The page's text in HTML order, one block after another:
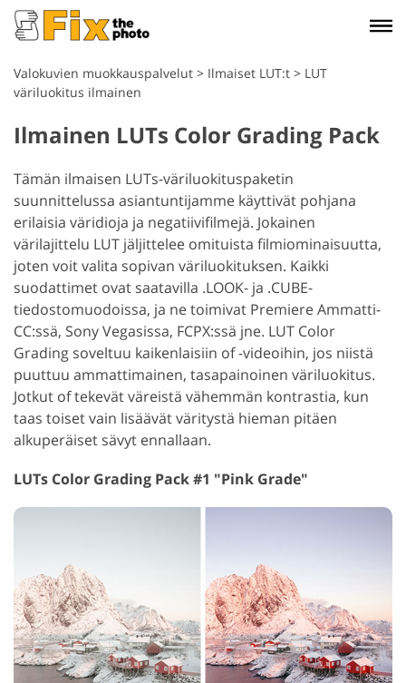
Valokuvien muokkauspalvelut > Ilmaiset LUT:t > LUT
väriluokitus ilmainen
Ilmainen LUTs Color Grading Pack
Tämän ilmaisen LUTs-väriluokituspaketin
suunnittelussa asiantuntijamme käyttivät pohjana
erilaisia väridioja ja negatiivifilmejä. Jokainen
värilajittelu LUT jäljittelee omituista filmiominaisuutta,
joten voit valita sopivan väriluokituksen. Kaikki
suodattimet ovat saatavilla .LOOK- ja .CUBE-
tiedostomuodoissa, ja ne toimivat Premiere Ammatti-
CC:ssä, Sony Vegasissa, FCPX:ssä jne. LUT Color
Grading soveltuu kaikenlaisiin of -videoihin, jos niistä
puuttuu ammattimainen, tasapainoinen väriluokitus.
Jotkut of tekevät väreistä vähemmän kontrastia, kun
taas toiset vain lisäävät väritystä hieman pitäen
alkuperäiset sävyt ennallaan.
LUTs Color Grading Pack #1 "Pink Grade"